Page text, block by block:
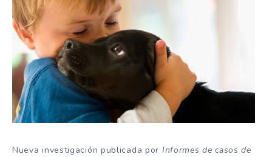
Nueva investigación publicada por Informes de casos de